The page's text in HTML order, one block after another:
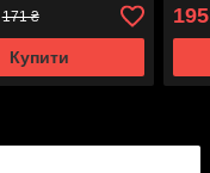
171 ₴
Купити
195